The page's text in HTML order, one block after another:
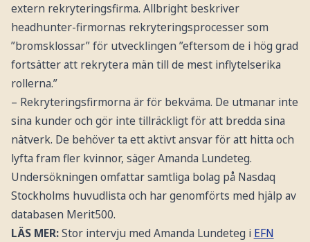
extern rekryteringsfirma. Allbright beskriver
headhunter-firmornas rekryteringsprocesser som
”bromsklossar” för utvecklingen ”eftersom de i hög grad
fortsätter att rekrytera män till de mest inflytelserika
rollerna.”
– Rekryteringsfirmorna är för bekväma. De utmanar inte
sina kunder och gör inte tillräckligt för att bredda sina
nätverk. De behöver ta ett aktivt ansvar för att hitta och
lyfta fram fler kvinnor, säger Amanda Lundeteg.
Undersökningen omfattar samtliga bolag på Nasdaq
Stockholms huvudlista och har genomförts med hjälp av
databasen Merit500.
LÄS MER:Stor intervju med Amanda Lundeteg i EFN